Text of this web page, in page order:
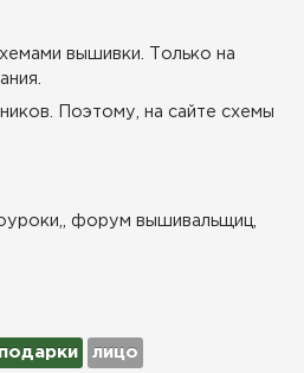
вышивки. Только на
Поэтому, на сайте схемы
форум вышивальщиц,
подарки лицо